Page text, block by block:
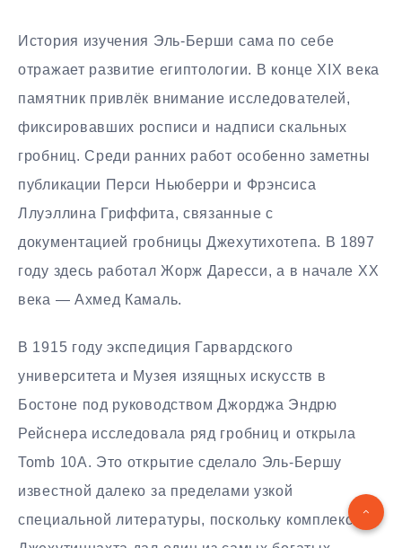
История изучения Эль-Берши сама по себе
отражает развитие египтологии. В конце XIX века
памятник привлёк внимание исследователей,
фиксировавших росписи и надписи скальных
гробниц. Среди ранних работ особенно заметны
публикации Перси Ньюберри и Фрэнсиса
Ллуэллина Гриффита, связанные с
документацией гробницы Джехутихотепа. В 1897
году здесь работал Жорж Даресси, а в начале XX
века — Ахмед Камаль.
В 1915 году экспедиция Гарвардского
университета и Музея изящных искусств в
Бостоне под руководством Джорджа Эндрю
Рейснера исследовала ряд гробниц и открыла
Tomb 10A. Это открытие сделало Эль-Бершу
известной далеко за пределами узкой
специальной литературы, поскольку комплекс